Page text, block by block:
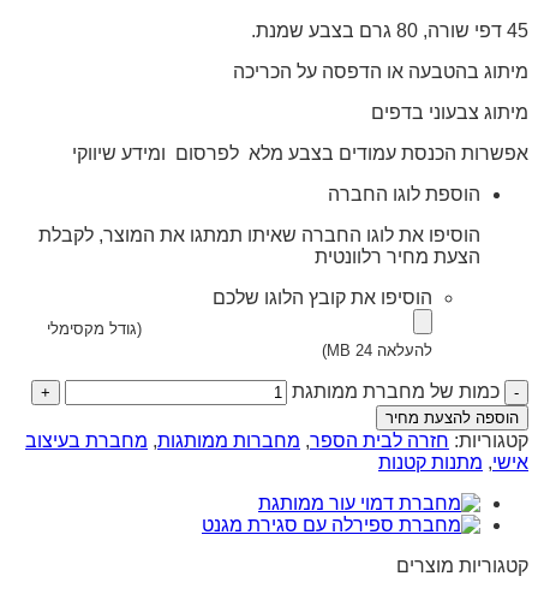
45 דפי שורה, 80 גרם בצבע שמנת.
מיתוג בהטבעה או הדפסה על הכריכה
מיתוג צבעוני בדפים
אפשרות הכנסת עמודים בצבע מלא לפרסום ומידע שיווקי
הוספת לוגו החברה
הוסיפו את לוגו החברה שאיתו תמתגו את המוצר, לקבלת
הצעת מחיר רלוונטית
הוסיפו את קובץ הלוגו שלכם
(גודל מקסימלי
להעלאה 24 MB)
כמות של מחברת ממותגת
הוספה להצעת מחיר
קטגוריות: חזרה לבית הספר, מחברות ממותגות, מחברת בעיצוב
אישי, מתנות קטנות
קטגוריות מוצרים